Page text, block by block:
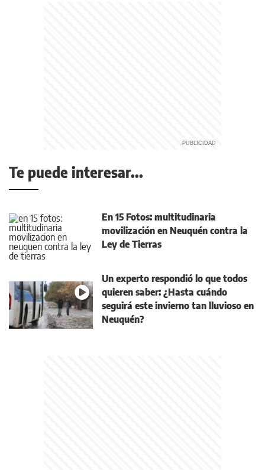
Te puede interesar...
En 15 Fotos: multitudinaria
movilización en Neuquén contra la
Ley de Tierras
Un experto respondió lo que todos
quieren saber: ¿Hasta cuándo
seguirá este invierno tan lluvioso en
Neuquén?